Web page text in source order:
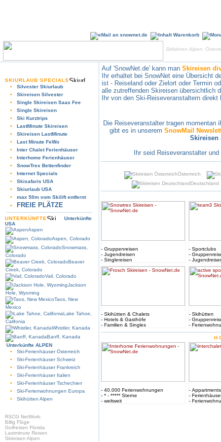
Skifahren Alpen:
SKIURLAUB SPECIALS
Silvester Skiurlaub
Skireisen Silvester
Single Skireisen Saas Fee
Single Skireisen
Ski Kurztrips
LastMinute Skireisen
Skireisen LastMinute
Last Minute FeWo
Inter Chalet Ferienhäuser
Interhome Ferienhäuser
SnowTrex Bettenfinder
Internet Specials
Skisafaris USA
Skiurlaub USA
max 50m vom Skilift entfernt
FREIE PLÄTZE
UNTERKÜNFTE
Unterkünfte
USA
Aspen
Aspen, Colorado
Snowmass,
Colorado
Beaver
Creek, Colorado
Vail, Colorado
Jackson
Hole, Wyoming
Taos, New
Mexico
Lake Tahoe,
Califonia
Whistler, Kanada
Banff, Kanada
Unterkünfte ALPEN
Ski-Ferienhäuser Österreich
Ski-Ferienhäuser Schweiz
Ski-Ferienhäuser Frankreich
Ski-Ferienhäuser Italien
Ski-Ferienhäuser Tschechien
Ski-Ferienwohnungen Europa
Skihütten Alpen
RSCG NetWork:
Billig Flüge
Golfreisen Florida
Lastminute Reisen
Skireisen Alpen
Auf 'SnowNet.de' kann man Skireisen
Ihr erhaltet bei SnowNet eine Übersicht
ist - Reiseland oder Zielort oder Termin
alle zutreffenden Skireisen übersichtlich
Ihr von den Ski-Reiseveranstaltern direkt
Die Reiseveranstalter tragen
gibt es in unserem SnowMail
Skireisen
Ihr seid Reiseveranstalter
Österreich
Deutschland
- Gruppenreisen
- Jugendreisen
- Singlereisen
- Sportclubs
-
-
- Skihütten & Chalets
- Hotels & Gasthöfe
- Familien & Singles
- Skihütten
-
-
- 40.000 Ferienwohnungen
- * - ***** Sterne
- weltweit
- Appartments
-
-